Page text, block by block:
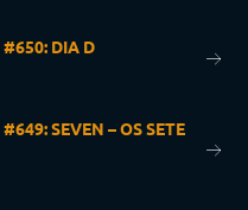
#650: DIA D
SEVEN – OS SETE